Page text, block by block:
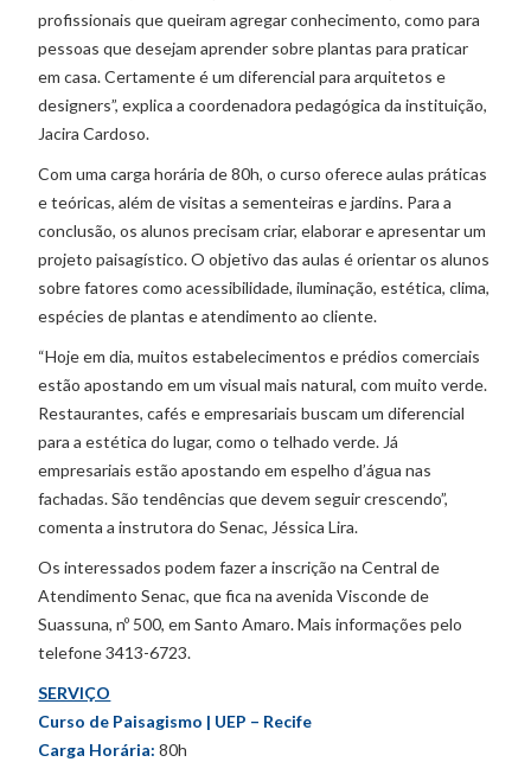
profissionais que queiram agregar conhecimento, como para
pessoas que desejam aprender sobre plantas para praticar
em casa. Certamente é um diferencial para arquitetos e
designers”, explica a coordenadora pedagógica da instituição,
Jacira Cardoso.
Com uma carga horária de 80h, o curso oferece aulas práticas
e teóricas, além de visitas a sementeiras e jardins. Para a
conclusão, os alunos precisam criar, elaborar e apresentar um
projeto paisagístico. O objetivo das aulas é orientar os alunos
sobre fatores como acessibilidade, iluminação, estética, clima,
espécies de plantas e atendimento ao cliente.
“Hoje em dia, muitos estabelecimentos e prédios comerciais
estão apostando em um visual mais natural, com muito verde.
Restaurantes, cafés e empresariais buscam um diferencial
para a estética do lugar, como o telhado verde. Já
empresariais estão apostando em espelho d’água nas
fachadas. São tendências que devem seguir crescendo”,
comenta a instrutora do Senac, Jéssica Lira.
Os interessados podem fazer a inscrição na Central de
Atendimento Senac, que fica na avenida Visconde de
Suassuna, nº 500, em Santo Amaro. Mais informações pelo
telefone 3413-6723.
SERVIÇO
Curso de Paisagismo | UEP – Recife
Carga Horária: 80h